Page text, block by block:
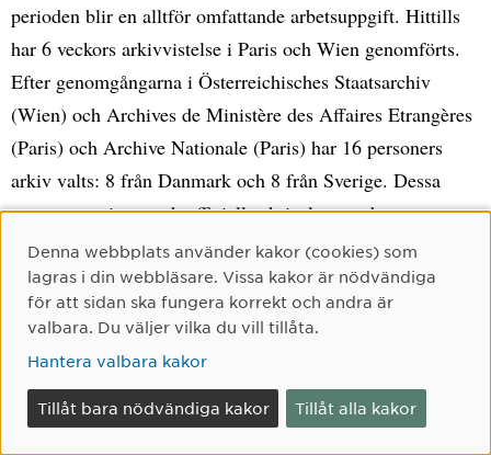
perioden blir en alltför omfattande arbetsuppgift. Hittills
har 6 veckors arkivvistelse i Paris och Wien genomförts.
Efter genomgångarna i Österreichisches Staatsarchiv
(Wien) och Archives de Ministère des Affaires Etrangères
(Paris) och Archive Nationale (Paris) har 16 personers
arkiv valts: 8 från Danmark och 8 från Sverige. Dessa
personers privata och officiella skrivelser studeras.
Kompletterande tryckt material kan också komma att
användas. Medel för arkivvistelser i Wien och Paris har
erhållits från andra finansiärer.
Teori och metod
Teoretiskt anknyter vi till dem som diskuterat
Cookie-samtycke
Denna webbplats använder kakor (cookies) som
lagras i din webbläsare. Vissa kakor är nödvändiga
för att sidan ska fungera korrekt och andra är
valbara. Du väljer vilka du vill tillåta.
Hantera valbara kakor
Tillåt bara nödvändiga kakor Tillåt alla kakor